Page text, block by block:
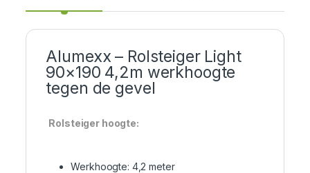
Alumexx – Rolsteiger Light
90×190 4,2m werkhoogte
tegen de gevel
Rolsteiger hoogte:
Werkhoogte: 4,2 meter